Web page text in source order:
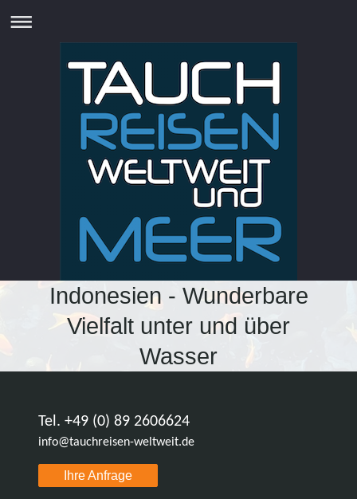
Indonesien - Wunderbare
Vielfalt unter und über
Wasser
Tel. +49 (0) 89 2606624
info@tauchreisen-weltweit.de
Ihre Anfrage